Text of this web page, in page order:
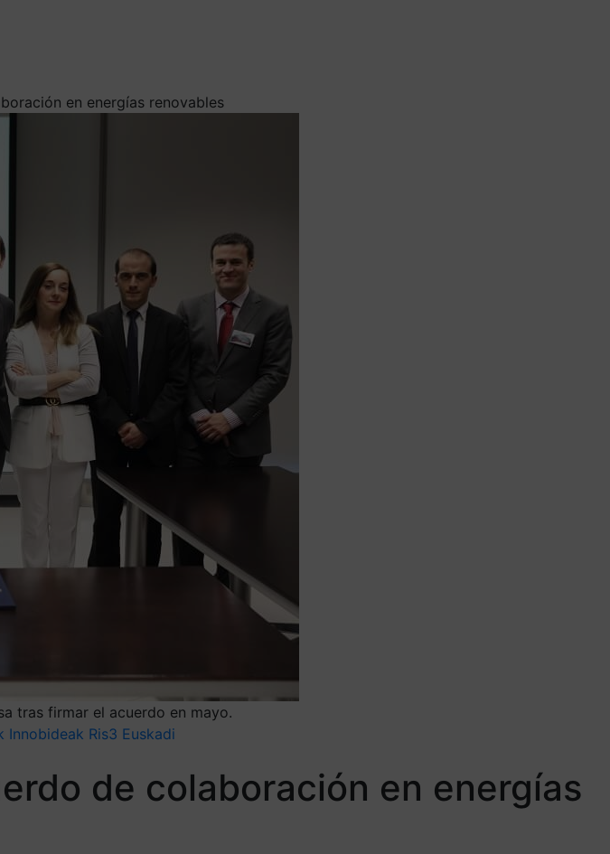
en energías renovables
tras firmar el acuerdo en mayo.
Innobideak Ris3 Euskadi
de colaboración en energías